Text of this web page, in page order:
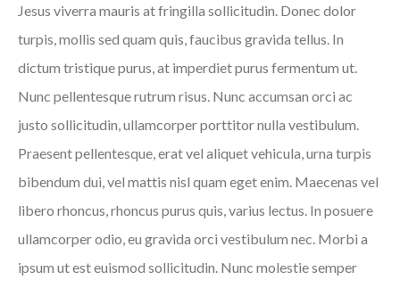
Jesus viverra mauris at fringilla sollicitudin. Donec dolor
turpis, mollis sed quam quis, faucibus gravida tellus. In
dictum tristique purus, at imperdiet purus fermentum ut.
Nunc pellentesque rutrum risus. Nunc accumsan orci ac
justo sollicitudin, ullamcorper porttitor nulla vestibulum.
Praesent pellentesque, erat vel aliquet vehicula, urna turpis
bibendum dui, vel mattis nisl quam eget enim. Maecenas vel
libero rhoncus, rhoncus purus quis, varius lectus. In posuere
ullamcorper odio, eu gravida orci vestibulum nec. Morbi a
ipsum ut est euismod sollicitudin. Nunc molestie semper